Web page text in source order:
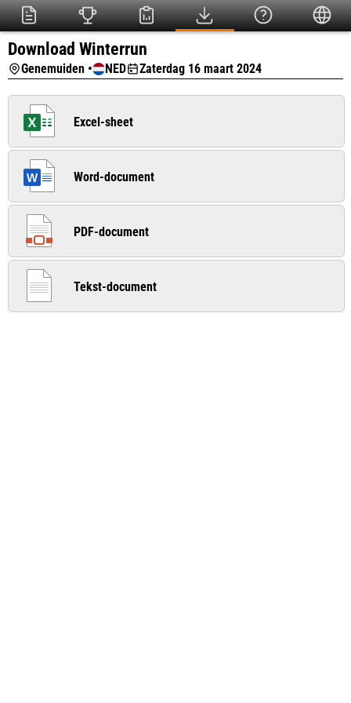
Download Winterrun
Genemuiden • NED Zaterdag 16 maart 2024
Excel-sheet
Word-document
PDF-document
Tekst-document